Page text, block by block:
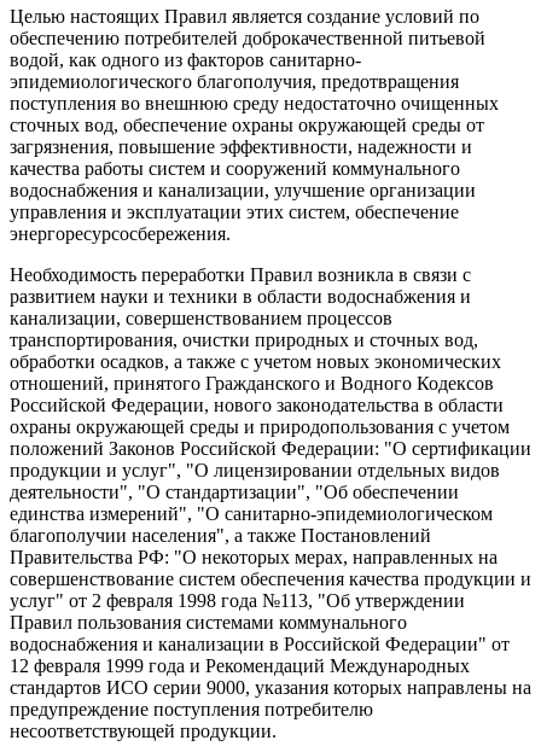
Целью настоящих Правил является создание условий по
обеспечению потребителей доброкачественной питьевой
водой, как одного из факторов санитарно-
эпидемиологического благополучия, предотвращения
поступления во внешнюю среду недостаточно очищенных
сточных вод, обеспечение охраны окружающей среды от
загрязнения, повышение эффективности, надежности и
качества работы систем и сооружений коммунального
водоснабжения и канализации, улучшение организации
управления и эксплуатации этих систем, обеспечение
энергоресурсосбережения.
Необходимость переработки Правил возникла в связи с
развитием науки и техники в области водоснабжения и
канализации, совершенствованием процессов
транспортирования, очистки природных и сточных вод,
обработки осадков, а также с учетом новых экономических
отношений, принятого Гражданского и Водного Кодексов
Российской Федерации, нового законодательства в области
охраны окружающей среды и природопользования с учетом
положений Законов Российской Федерации: "О сертификации
продукции и услуг", "О лицензировании отдельных видов
деятельности", "О стандартизации", "Об обеспечении
единства измерений", "О санитарно-эпидемиологическом
благополучии населения", а также Постановлений
Правительства РФ: "О некоторых мерах, направленных на
совершенствование систем обеспечения качества продукции и
услуг" от 2 февраля 1998 года №113, "Об утверждении
Правил пользования системами коммунального
водоснабжения и канализации в Российской Федерации" от
12 февраля 1999 года и Рекомендаций Международных
стандартов ИСО серии 9000, указания которых направлены на
предупреждение поступления потребителю
несоответствующей продукции.